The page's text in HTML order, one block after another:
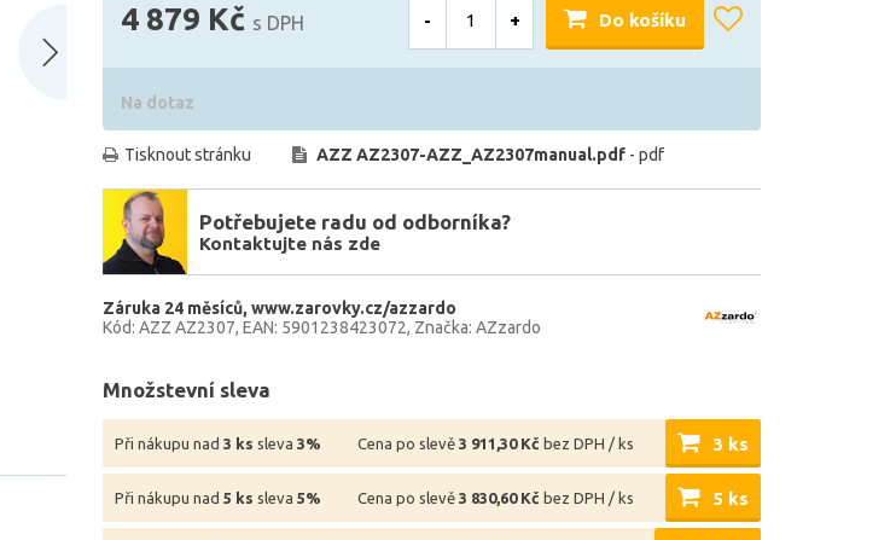
4 879 Kč s DPH - + Do košíku
Na dotaz
Tisknout stránku AZZ AZ2307-AZZ_AZ2307manual.pdf - pdf
Potřebujete radu od odborníka?
Kontaktujte nás zde
Záruka 24 měsíců www.zarovky.cz/azzardo
Kód: AZZ AZ2307 EAN: 5901238423072 Značka: AZzardo
Množstevní sleva
Při nákupu nad 3 ks sleva 3% Cena po slevě 3 911,30 Kč bez DPH / ks 3 ks
Při nákupu nad 5 ks sleva 5% Cena po slevě 3 830,60 Kč bez DPH / ks 5 ks